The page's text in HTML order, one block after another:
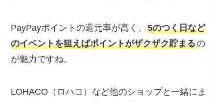
PayPayポイントの還元率が高く、5のつく日など
のイベントを狙えばポイントがザクザク貯まるの
が魅力ですね。
LOHACO（ロハコ）など他のショップと一緒にま